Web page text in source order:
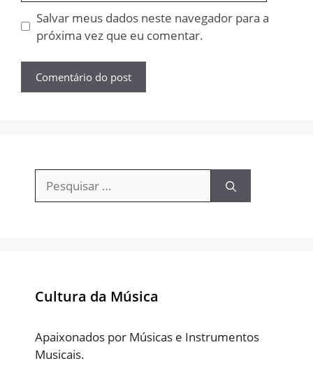
Salvar meus dados neste navegador para a
próxima vez que eu comentar.
Pesquisar
por:
Cultura da Música
Apaixonados por Músicas e Instrumentos
Musicais.